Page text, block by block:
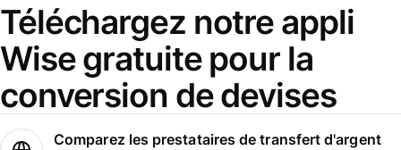
Téléchargez notre appli
Wise gratuite pour la
conversion de devises
Comparez les prestataires de transfert d'argent